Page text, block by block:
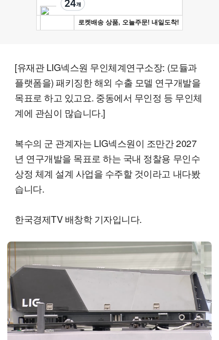
[유재관 LIG넥스원 무인체계연구소장: (모듈과
플랫폼을) 패키징한 해외 수출 모델 연구개발을
목표로 하고 있고요. 중동에서 무인정 등 무인체
계에 관심이 많습니다.]
복수의 군 관계자는 LIG넥스원이 조만간 2027
년 연구개발을 목표로 하는 국내 정찰용 무인수
상정 체계 설계 사업을 수주할 것이라고 내다봤
습니다.
한국경제TV 배창학 기자입니다.